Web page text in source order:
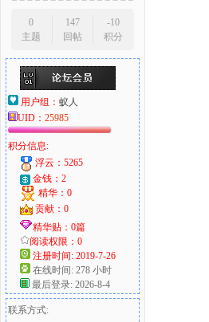
0
主题
147
回帖
-10
积分
用户组： 蚁人
UID： 25985
积分信息:
浮云：5265
金钱：2
精华：0
贡献：0
精华贴：0篇
阅读权限：0
注册时间: 2019-7-26
在线时间: 278 小时
最后登录: 2026-8-4
联系方式: